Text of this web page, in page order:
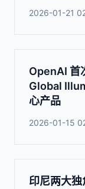
2026-01-21
OpenAI 首
Global
心产品
2026-01-15
印尼两大